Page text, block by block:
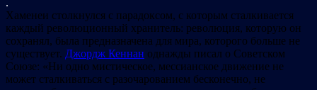
Хаменеи столкнулся с парадоксом, с которым сталкивается
каждый революционный хранитель: революция, которую он
сохранял, была предназначена для мира, которого больше не
существует. Джордж Кеннан однажды писал о Советском
Союзе: «Ни одно мистическое, мессианское движение не
может сталкиваться с разочарованием бесконечно, не